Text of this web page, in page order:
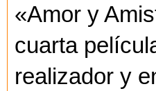
«Amor y
cuarta
realizador y